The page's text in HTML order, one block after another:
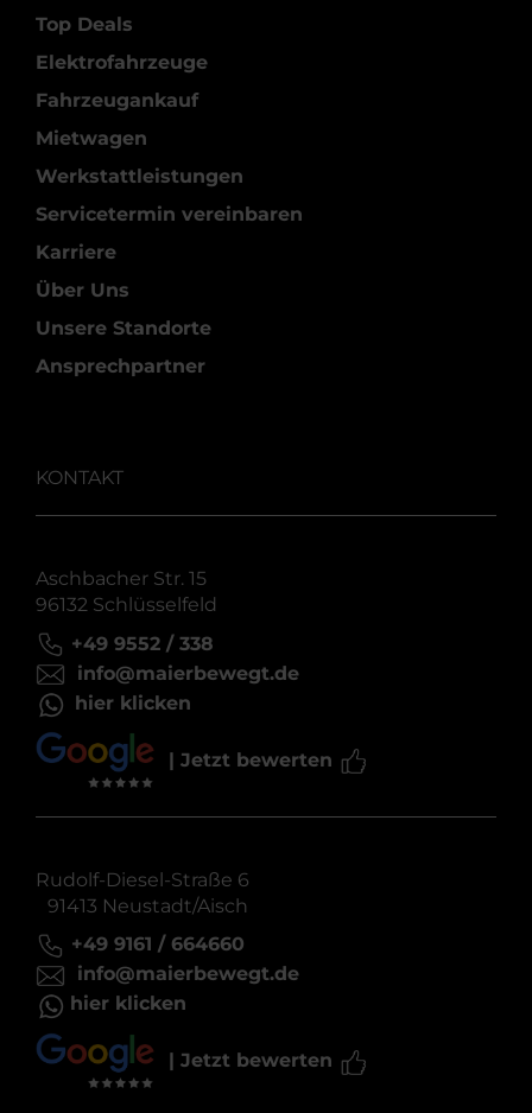
Top Deals
Elektrofahrzeuge
Fahrzeugankauf
Mietwagen
Werkstattleistungen
Servicetermin vereinbaren
Karriere
Über Uns
Unsere Standorte
Ansprechpartner
KONTAKT
Aschbacher Str. 15
96132 Schlüsselfeld
+49 9552 / 338
info@maierbewegt.de
hier klicken
| Jetzt bewerten
Rudolf-Diesel-Straße 6
91413 Neustadt/Aisch
+49 9161 / 664660
info@maierbewegt.de
hier klicken
| Jetzt bewerten